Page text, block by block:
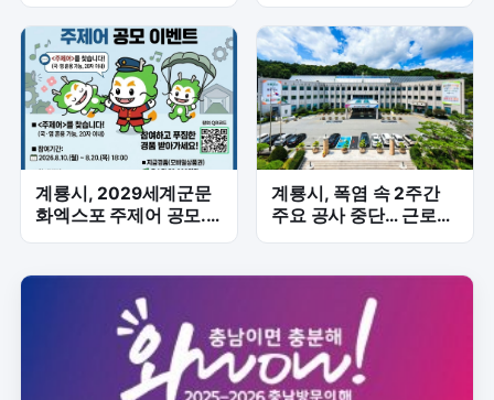
계룡시, 2029세계군문
화엑스포 주제어 공모...
시민 참여로 성공 개최
계룡시, 폭염 속 2주간
주요 공사 중단… 근로자
안전 최우선